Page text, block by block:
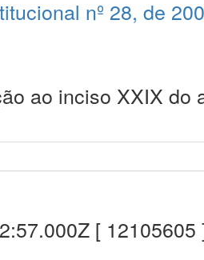
nº 28, de
ao inciso XXIX do
[ 12105605